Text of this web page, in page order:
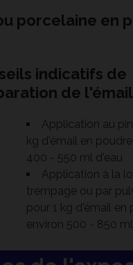
porcelaine en
indicatifs de
de
Application au
kg d'émail en
400 - 550 ml d'eau
Application à la
trempage ou par
pour 1 kg d'émail en
environ 500 - 850